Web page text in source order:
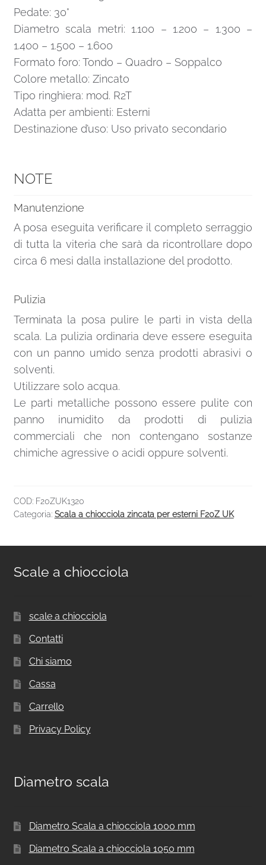
Pedate: 30°
Diametro scala metri: 1.100 – 1.200 – 1.300 –
1.400 – 1.500 – 1.600
Formato foro: Tondo – Quadro – Soppalco
Colore metallo: Zincato
Tipo ringhiera: mod. R2T
Adatta per ambienti: Esterni
Destinazione d’uso: Uso privato secondario
NOTE
Manutenzione
A posa eseguita verificare il completo serraggio
di tutta la viteria che sarà da ricontrollare dopo
circa 6 mesi dalla installazione del prodotto.
Pulizia
Terminata la posa pulire le parti in vista della
scala. La pulizia ordinaria deve essere eseguita
con un panno umido senza prodotti abrasivi o
solventi.
Utilizzare solo acqua.
Le parti metalliche possono essere pulite con
panno inumidito da prodotti di pulizia
commerciali che non contengano sostanze
chimiche agressive o acidi oppure solventi.
COD: F20ZUK1320
Categoria: Scala a chiocciola zincata per esterni F20Z UK
Scale a chiocciola
scale a chiocciola
Contatti
Chi siamo
Cassa
Carrello
Privacy Policy
Diametro scala
Diametro Scala a chiocciola 1000 mm
Diametro Scala a chiocciola 1050 mm